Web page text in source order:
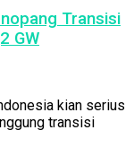
Transisi
GW
kian serius
transisi